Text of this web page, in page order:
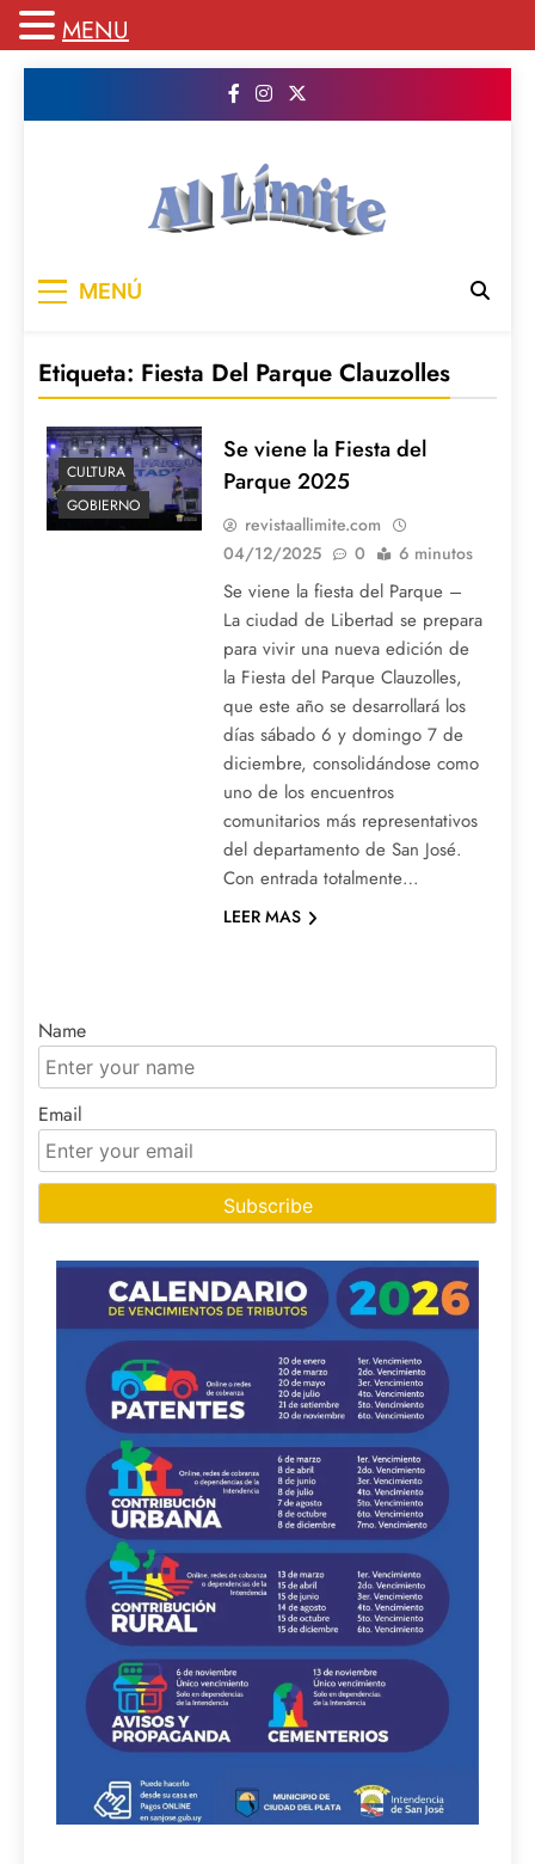
publicamos todo el contenido e informacion
MENÚ
Etiqueta: Fiesta Del Parque Clauzolles
CULTURA
GOBIERNO
Se viene la Fiesta del
Parque 2025
revistaallimite.com
04/12/2025
0 6 minutos
Se viene la fiesta del Parque –
La ciudad de Libertad se prepara
para vivir una nueva edición de
la Fiesta del Parque Clauzolles,
que este año se desarrollará los
días sábado 6 y domingo 7 de
diciembre, consolidándose como
uno de los encuentros
comunitarios más representativos
del departamento de San José.
Con entrada totalmente…
LEER MAS
Name
Email
MENU